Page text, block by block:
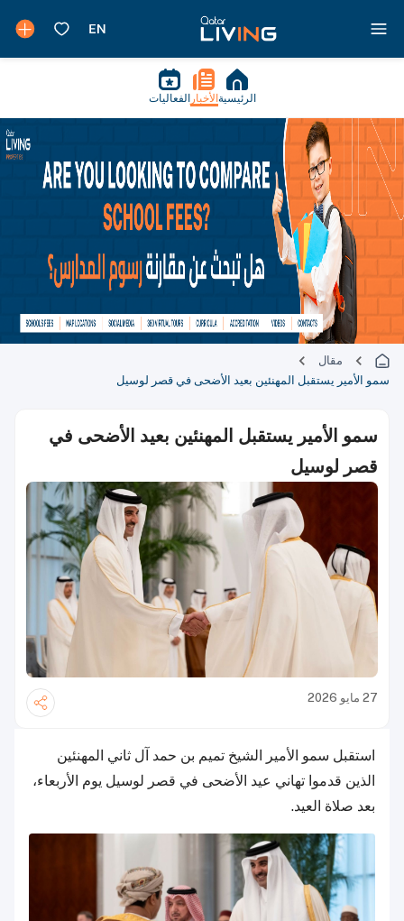
الرئيسية الأخبار الفعاليات
مقال
سمو الأمير يستقبل المهنئين بعيد الأضحى في قصر لوسيل
سمو الأمير يستقبل المهنئين بعيد الأضحى في
قصر لوسيل
27 مايو 2026
استقبل سمو الأمير الشيخ تميم بن حمد آل ثاني المهنئين
الذين قدموا تهاني عيد الأضحى في قصر لوسيل يوم الأربعاء،
بعد صلاة العيد.